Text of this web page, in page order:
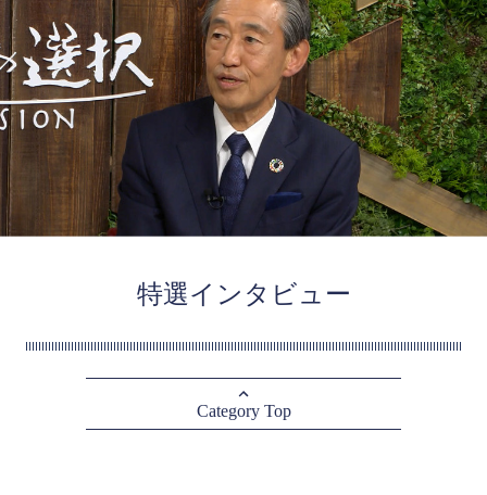
特選インタビュー
Category Top